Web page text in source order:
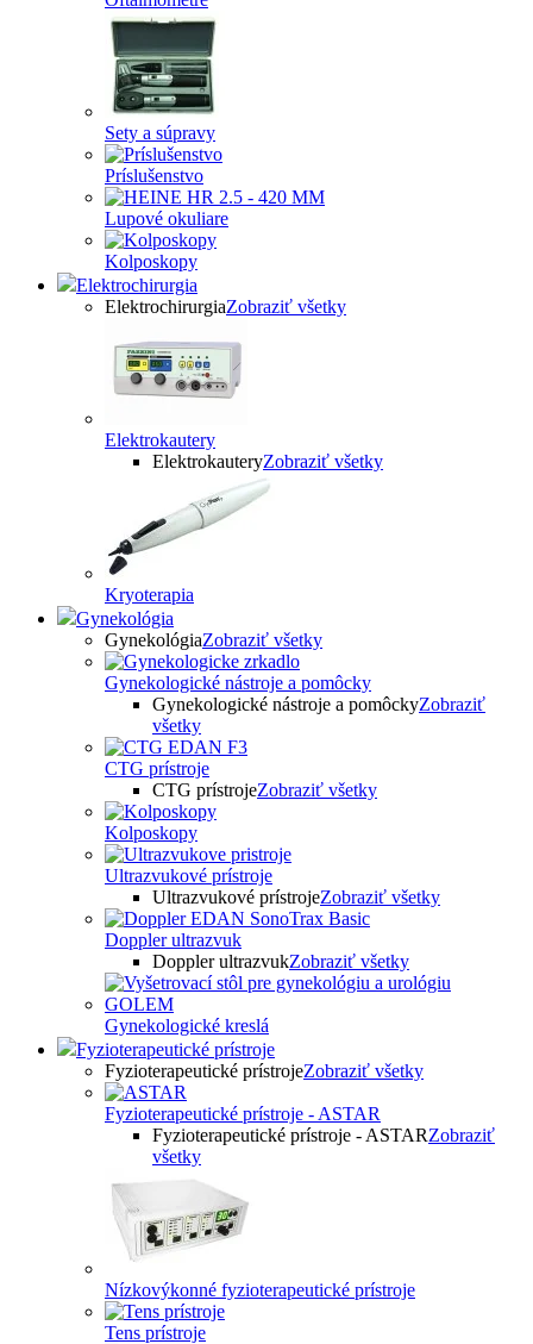
Sety a súpravy
Príslušenstvo
Lupové okuliare
Kolposkopy
Elektrochirurgia
ElektrochirurgiaZobraziť všetky
Elektrokautery
ElektrokauteryZobraziť všetky
Kryoterapia
Gynekológia
GynekológiaZobraziť všetky
Gynekologické nástroje a pomôcky
Gynekologické nástroje a pomôckyZobraziť
všetky
CTG prístroje
CTG prístrojeZobraziť všetky
Kolposkopy
Ultrazvukové prístroje
Ultrazvukové prístrojeZobraziť všetky
Doppler ultrazvuk
Doppler ultrazvukZobraziť všetky
Gynekologické kreslá
Fyzioterapeutické prístroje
Fyzioterapeutické prístrojeZobraziť všetky
Fyzioterapeutické prístroje - ASTAR
Fyzioterapeutické prístroje - ASTARZobraziť
všetky
Nízkovýkonné fyzioterapeutické prístroje
Tens prístroje